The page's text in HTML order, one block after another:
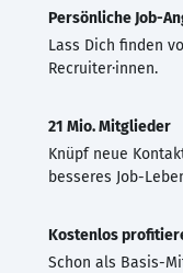
Persönliche Job-
Lass Dich finden
Recruiter·innen.
21 Mio. Mitglieder
Knüpf neue
besseres Job-
Kostenlos
Schon als Basis-